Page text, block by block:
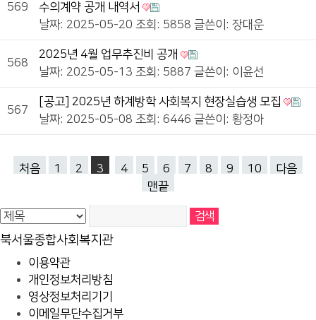
569
수의계약 공개 내역서
날짜: 2025-05-20 조회: 5858 글쓴이: 장대운
568
2025년 4월 업무추진비 공개
날짜: 2025-05-13 조회: 5887 글쓴이: 이윤선
567
[공고] 2025년 하계방학 사회복지 현장실습생 모집
날짜: 2025-05-08 조회: 6446 글쓴이: 황정아
처음 1 2 3 4 5 6 7 8 9 10
다음
맨끝
북서울종합사회복지관
이용약관
개인정보처리방침
영상정보처리기기
이메일무단수집거부